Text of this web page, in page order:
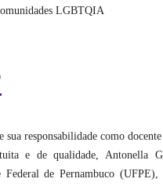
LGBTQIA
sua responsabilidade como
e de qualidade, Antonella
Federal de Pernambuco